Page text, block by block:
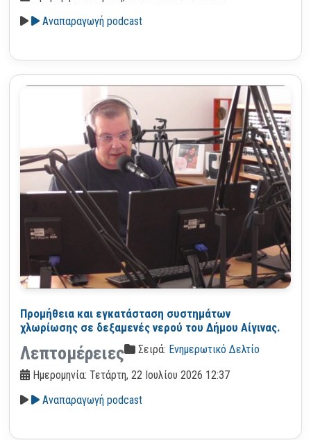
Αναπαραγωγή podcast
Προμήθεια και εγκατάσταση συστημάτων
χλωρίωσης σε δεξαμενές νερού του Δήμου Αίγινας.
Λεπτομέρειες Σειρά: Ενημερωτικό Δελτίο
Ημερομηνία: Τετάρτη, 22 Ιουλίου 2026 12:37
Αναπαραγωγή podcast